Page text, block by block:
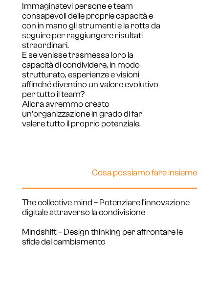
Immaginatevi persone e team
consapevoli delle proprie capacità e
con in mano gli strumenti e la rotta da
seguire per raggiungere risultati
straordinari.
E se venisse trasmessa loro la
capacità di condividere, in modo
strutturato, esperienze e visioni
affinché diventino un valore evolutivo
per tutto il team?
Allora avremmo creato
un’organizzazione in grado di far
valere tutto il proprio potenziale.
Cosa possiamo fare insieme
The collective mind – Potenziare l’innovazione
digitale attraverso la condivisione
Mindshift – Design thinking per affrontare le
sfide del cambiamento